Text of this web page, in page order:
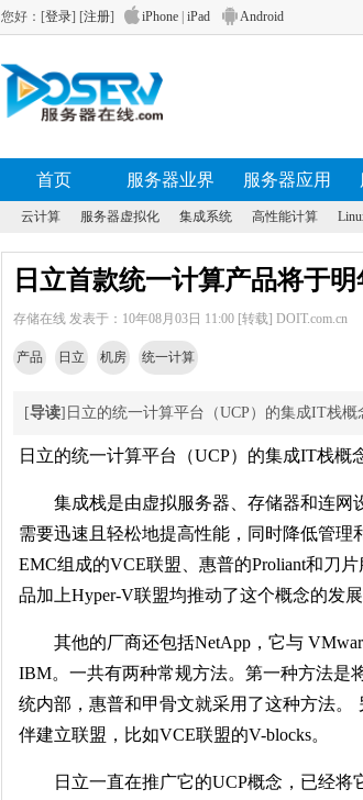
您好：[登录] [注册] iPhone iPad Android
首页 服务器业界 服务器应用
云计算 服务器虚拟化 集成系统 高性能计算
日立首款统一计算产品将于
存储在线 发表于：10年08月03日 11:00 [转载] DOIT.com.cn
产品 日立 机房 统一计算
[导读]日立的统一计算平台（UCP）的集成IT栈概
日立的统一计算平台（UCP）的集成IT栈概
集成栈是由虚拟服务器、存储器和连
需要迅速且轻松地提高性能，同时降低管理
EMC组成的VCE联盟、惠普的Proliant和刀片
品加上Hyper-V联盟均推动了这个概念的发展
其他的厂商还包括NetApp，它与
IBM。一共有两种常规方法。第一种方法是
统内部，惠普和甲骨文就采用了这种方法。
伴建立联盟，比如VCE联盟的V-blocks。
日立一直在推广它的UCP概念，已经将